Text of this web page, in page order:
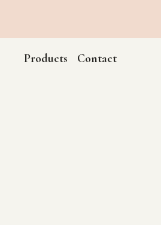
Products Contact